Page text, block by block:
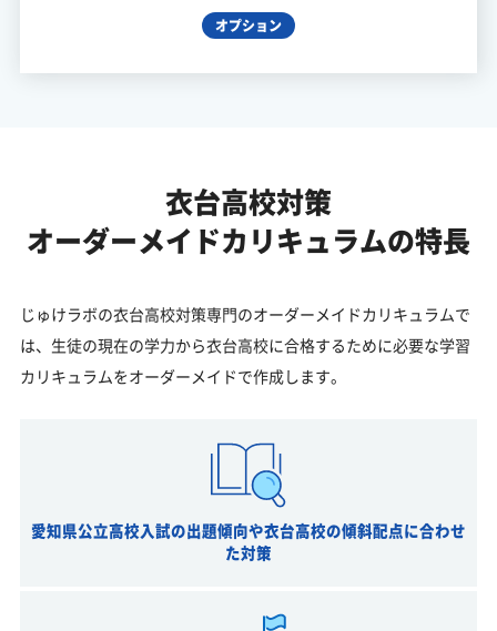
オプション
衣台高校対策
オーダーメイドカリキュラムの特長
じゅけラボの衣台高校対策専門のオーダーメイドカリキュラムで
は、生徒の現在の学力から衣台高校に合格するために必要な学習
カリキュラムをオーダーメイドで作成します。
愛知県公立高校入試の出題傾向や衣台高校の傾斜配点に合わせ
た対策